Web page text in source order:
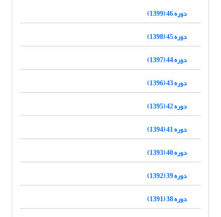
دوره 46 (1399)
دوره 45 (1398)
دوره 44 (1397)
دوره 43 (1396)
دوره 42 (1395)
دوره 41 (1394)
دوره 40 (1393)
دوره 39 (1392)
دوره 38 (1391)